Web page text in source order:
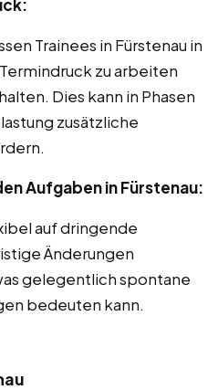
Trainees in Fürstenau in
zu arbeiten
Dies kann in Phasen
zusätzliche
Aufgaben in Fürstenau:
auf dringende
Änderungen
gelegentlich spontane
bedeuten kann.